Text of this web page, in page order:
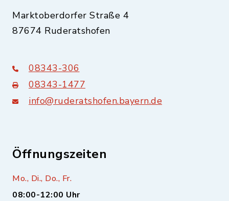
Marktoberdorfer Straße 4
87674 Ruderatshofen
08343-306
08343-1477
info@ruderatshofen.bayern.de
Öffnungszeiten
Mo., Di., Do., Fr.
08:00-12:00 Uhr